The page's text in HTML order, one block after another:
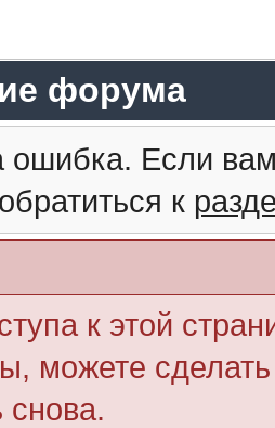
форума
Если
к
к этой
можете
снова.